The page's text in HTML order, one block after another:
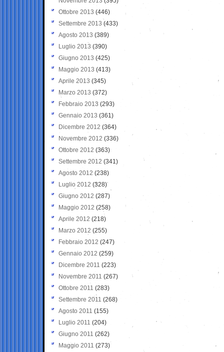
Ottobre 2013 (446)
Settembre 2013 (433)
Agosto 2013 (389)
Luglio 2013 (390)
Giugno 2013 (425)
Maggio 2013 (413)
Aprile 2013 (345)
Marzo 2013 (372)
Febbraio 2013 (293)
Gennaio 2013 (361)
Dicembre 2012 (364)
Novembre 2012 (336)
Ottobre 2012 (363)
Settembre 2012 (341)
Agosto 2012 (238)
Luglio 2012 (328)
Giugno 2012 (287)
Maggio 2012 (258)
Aprile 2012 (218)
Marzo 2012 (255)
Febbraio 2012 (247)
Gennaio 2012 (259)
Dicembre 2011 (223)
Novembre 2011 (267)
Ottobre 2011 (283)
Settembre 2011 (268)
Agosto 2011 (155)
Luglio 2011 (204)
Giugno 2011 (262)
Maggio 2011 (273)